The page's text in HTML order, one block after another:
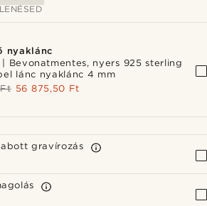
nyaklánc
Bevonatmentes, nyers 925 sterling
lánc nyaklánc 4 mm
56 875,50 Ft
gravírozás